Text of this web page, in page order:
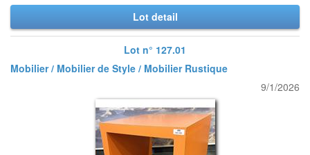
Lot detail
Lot n° 127.01
Mobilier / Mobilier de Style / Mobilier Rustique
9/1/2026